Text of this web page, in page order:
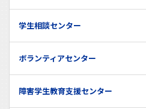
学生相談センター
ボランティアセンター
障害学生教育支援センター